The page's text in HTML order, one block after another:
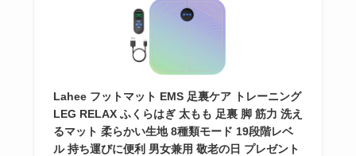
Lahee フットマット EMS 足裏ケア トレーニング
LEG RELAX ふくらはぎ 太もも 足裏 脚 筋力 洗え
るマット 柔らかい生地 8種類モード 19段階レベ
ル 持ち運びに便利 男女兼用 敬老の日 プレゼント